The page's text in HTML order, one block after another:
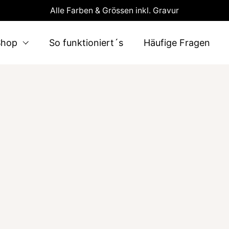
Alle Farben & Grössen inkl. Gravur
So funktioniert´s Häufige Fragen